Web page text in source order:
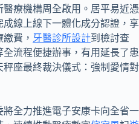
醫療機構周全啟用。居平易近憑
成線上線下一體化成分認證，享
費， 牙醫診所設計到檢討查
流程便捷辦事，有用延長了患
座最終裁決儀式：強制愛情對
全力推進電子安康卡向全省一